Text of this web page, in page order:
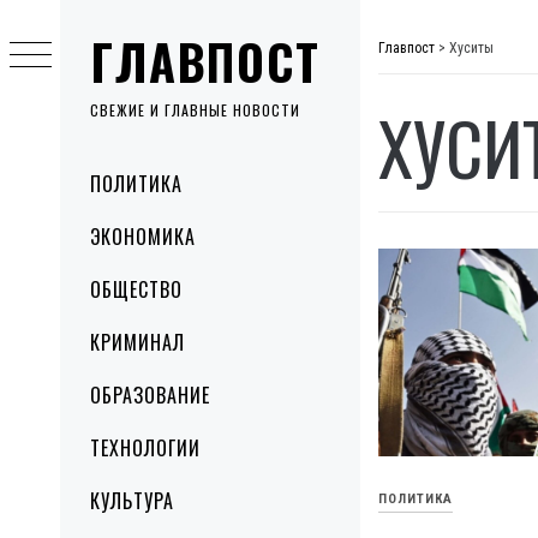
ГЛАВПОСТ
СВЕЖИЕ И ГЛАВНЫЕ НОВОСТИ
MenuПОЛИТИКА
ЭКОНОМИКА
ОБЩЕСТВО
КРИМИНАЛ
ОБРАЗОВАНИЕ
ТЕХНОЛОГИИ
КУЛЬТУРА
to
content
Главпост > Хуситы
ПОЛИТИКА